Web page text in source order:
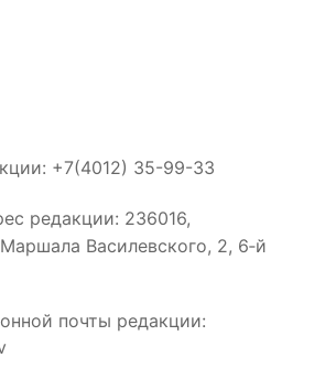
+7(4012) 35-99-33
редакции: 236016,
Василевского, 2, 6‑й
почты редакции: